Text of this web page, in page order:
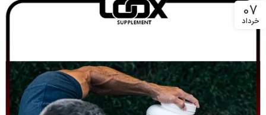
07
خرداد